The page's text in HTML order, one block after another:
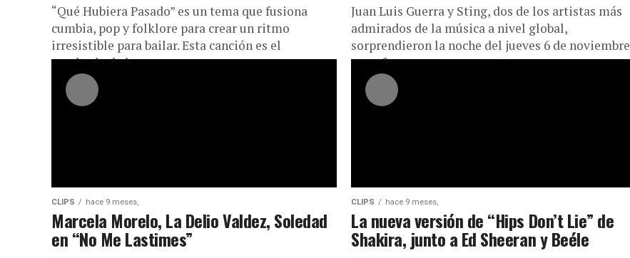
“Qué Hubiera Pasado” es un tema que fusiona
cumbia, pop y folklore para crear un ritmo
irresistible para bailar. Esta canción es el
resultado de la...
Juan Luis Guerra y Sting, dos de los artistas más
admirados de la música a nivel global,
sorprendieron la noche del jueves 6 de noviembre
a sus fans...
CLIPS hace 9 meses,
Marcela Morelo, La Delio Valdez, Soledad
en “No Me Lastimes”
CLIPS hace 9 meses,
La nueva versión de “Hips Don’t Lie” de
Shakira, junto a Ed Sheeran y Beéle